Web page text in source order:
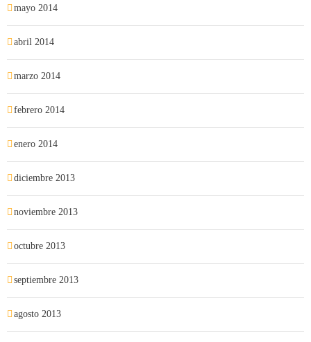
mayo 2014
abril 2014
marzo 2014
febrero 2014
enero 2014
diciembre 2013
noviembre 2013
octubre 2013
septiembre 2013
agosto 2013